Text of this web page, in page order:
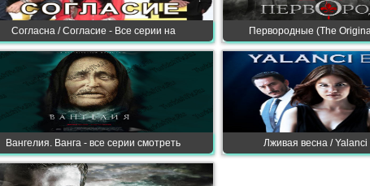
Согласна / Согласие - Все серии на Первородные (The
Вангелия. Ванга - все серии смотреть Лживая весна /